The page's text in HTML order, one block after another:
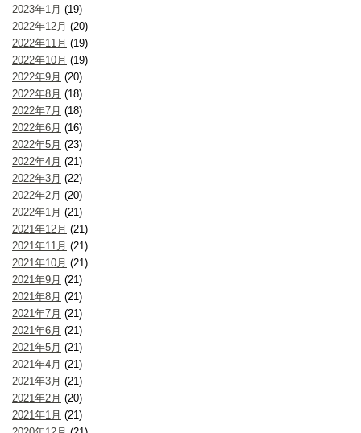
2023年1月 (19)
2022年12月 (20)
2022年11月 (19)
2022年10月 (19)
2022年9月 (20)
2022年8月 (18)
2022年7月 (18)
2022年6月 (16)
2022年5月 (23)
2022年4月 (21)
2022年3月 (22)
2022年2月 (20)
2022年1月 (21)
2021年12月 (21)
2021年11月 (21)
2021年10月 (21)
2021年9月 (21)
2021年8月 (21)
2021年7月 (21)
2021年6月 (21)
2021年5月 (21)
2021年4月 (21)
2021年3月 (21)
2021年2月 (20)
2021年1月 (21)